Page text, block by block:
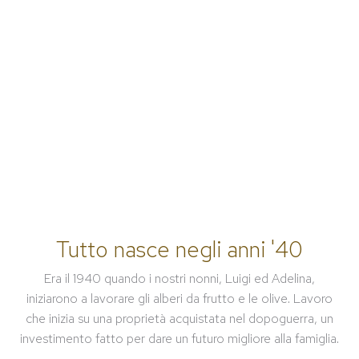
Tutto nasce negli anni '40
Era il 1940 quando i nostri nonni, Luigi ed Adelina,
iniziarono a lavorare gli alberi da frutto e le olive. Lavoro
che inizia su una proprietà acquistata nel dopoguerra, un
investimento fatto per dare un futuro migliore alla famiglia.